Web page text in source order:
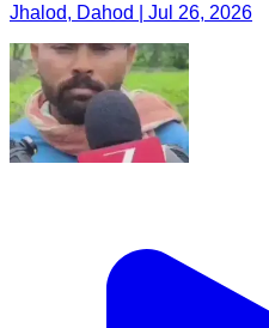
Jhalod, Dahod | Jul 26, 2026